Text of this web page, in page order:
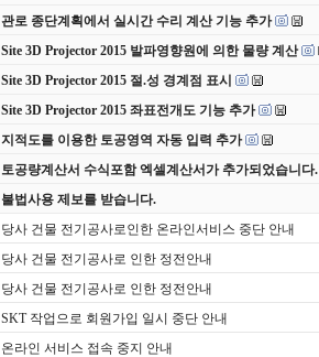
관로 종단계획에서 실시간 수리 계산 기능 추가
Site 3D Projector 2015 발파영향원에 의한 물량 계산
Site 3D Projector 2015 절.성 경계점 표시
Site 3D Projector 2015 좌표전개도 기능 추가
지적도를 이용한 토공영역 자동 입력 추가
토공량계산서 수식포함 엑셀계산서가 추가되었습니다.
불법사용 제보를 받습니다.
당사 건물 전기공사로인한 온라인서비스 중단 안내
당사 건물 전기공사로 인한 정전안내
당사 건물 전기공사로 인한 정전안내
SKT 작업으로 회원가입 일시 중단 안내
온라인 서비스 접속 중지 안내